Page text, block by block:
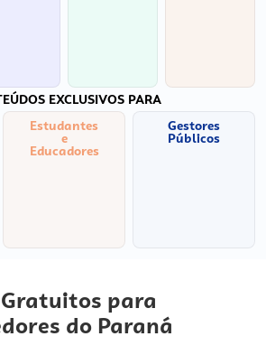
EXCLUSIVOS PARA
Estudantes
e
Educadores
Gestores
Públicos
para
do Paraná